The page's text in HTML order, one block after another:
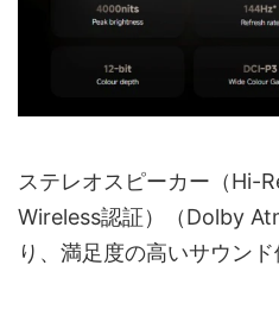
ステレオスピーカー（Hi-
Wireless認証）（Dolby
り、満足度の高いサウンド